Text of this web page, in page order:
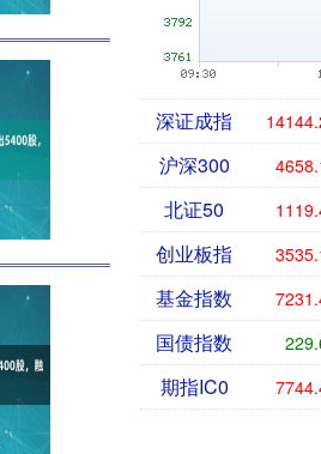
深证成指
沪深300
北证50
创业板指
基金指数
国债指数
期指IC0